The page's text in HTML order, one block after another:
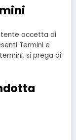
accetta di
Termini e
si prega di